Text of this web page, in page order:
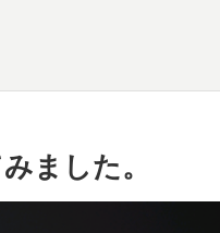
ました。